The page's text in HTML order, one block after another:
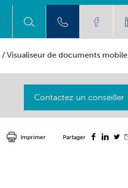
/ Visualiseur de documents mobile
Contactez un conseiller
Partager
Imprimer